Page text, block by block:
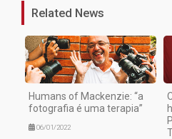
Related News
Humans of Mackenzie: “a
fotografia é uma terapia”
06/01/2022